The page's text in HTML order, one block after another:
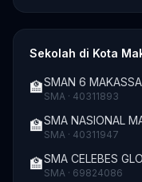
Sekolah di Kota
🏫SMAN 6
SMA · 40311893
🏫SMA NASIONAL
SMA · 40311947
🏫SMA CELEBES
SMA · 69824086